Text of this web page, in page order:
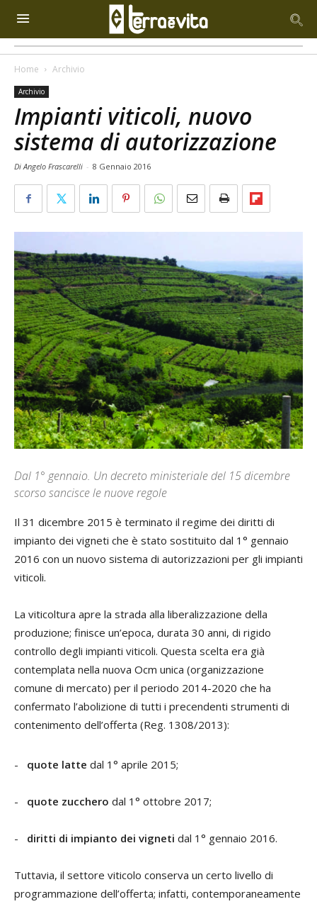
Home Archivio
Archivio
Impianti viticoli, nuovo
sistema di autorizzazione
Di Angelo Frascarelli - 8 Gennaio 2016
Dal 1° gennaio. Un decreto ministeriale del 15 dicembre
scorso sancisce le nuove regole
Il 31 dicembre 2015 è terminato il regime dei diritti di
impianto dei vigneti che è stato sostituito dal 1° gennaio
2016 con un nuovo sistema di autorizzazioni per gli impianti
viticoli.
La viticoltura apre la strada alla liberalizzazione della
produzione; finisce un’epoca, durata 30 anni, di rigido
controllo degli impianti viticoli. Questa scelta era già
contemplata nella nuova Ocm unica (organizzazione
comune di mercato) per il periodo 2014-2020 che ha
confermato l’abolizione di tutti i precendenti strumenti di
contenimento dell’offerta (Reg. 1308/2013):
- quote latte dal 1° aprile 2015;
- quote zucchero dal 1° ottobre 2017;
- diritti di impianto dei vigneti dal 1° gennaio 2016.
Tuttavia, il settore viticolo conserva un certo livello di
programmazione dell’offerta; infatti, contemporaneamente